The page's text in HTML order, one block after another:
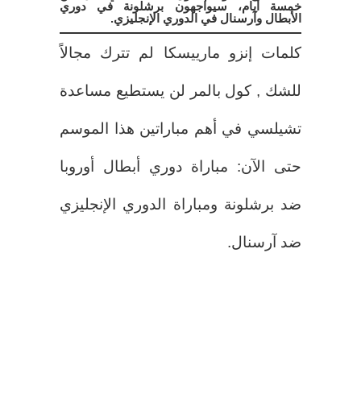
خمسة أيام، سيواجهون برشلونة في دوري
الأبطال وآرسنال في الدوري الإنجليزي.
كلمات إنزو مارييسكا لم تترك مجالاً
للشك , كول بالمر لن يستطيع مساعدة
تشيلسي في أهم مباراتين هذا الموسم
حتى الآن: مباراة دوري أبطال أوروبا
ضد برشلونة ومباراة الدوري الإنجليزي
ضد آرسنال.